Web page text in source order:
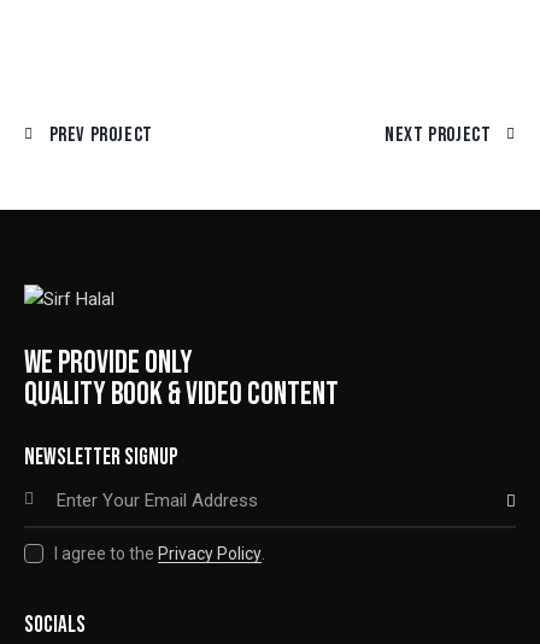
Prev Project Next Project
WE PROVIDE ONLY
QUALITY BOOK & VIDEO CONTENT
NEWSLETTER SIGNUP
SUBSCRIBE
I agree to the Privacy Policy
SOCIALS